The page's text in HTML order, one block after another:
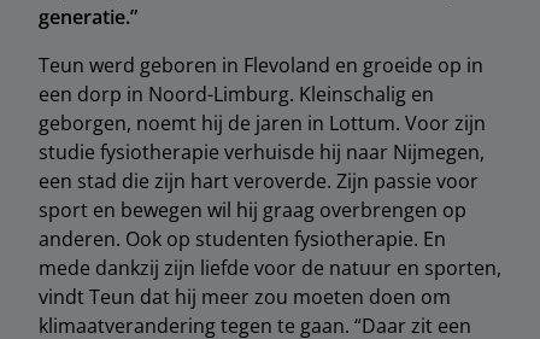
generatie.”
Teun werd geboren in Flevoland en groeide op in
een dorp in Noord-Limburg. Kleinschalig en
geborgen, noemt hij de jaren in Lottum. Voor zijn
studie fysiotherapie verhuisde hij naar Nijmegen,
een stad die zijn hart veroverde. Zijn passie voor
sport en bewegen wil hij graag overbrengen op
anderen. Ook op studenten fysiotherapie. En
mede dankzij zijn liefde voor de natuur en sporten,
vindt Teun dat hij meer zou moeten doen om
klimaatverandering tegen te gaan. “Daar zit een